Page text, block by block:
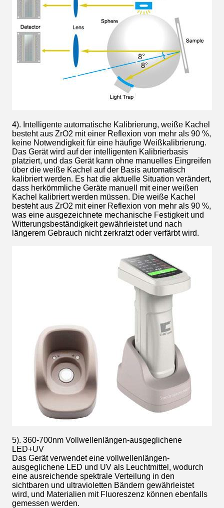
4). Intelligente automatische Kalibrierung, weiße Kachel
besteht aus ZrO2 mit einer Reflexion von mehr als 90 %,
keine Notwendigkeit für eine häufige Weißkalibrierung.
Das Gerät wird auf der intelligenten Kalibrierbasis
platziert, und das Gerät kann ohne manuelles Eingreifen
über die weiße Kachel auf der Basis automatisch
kalibriert werden. Es hat die aktuelle Situation verändert,
dass herkömmliche Geräte manuell mit einer weißen
Kachel kalibriert werden müssen. Die weiße Kachel
besteht aus ZrO2 mit einer Reflexion von mehr als 90 %,
was eine ausgezeichnete mechanische Festigkeit und
Witterungsbeständigkeit gewährleistet und nach
längerem Gebrauch nicht zerkratzt oder verfärbt wird.
5). 360-700nm Vollwellenlängen-ausgeglichene
LED+UV
Das Gerät verwendet eine vollwellenlängen-
ausgeglichene LED und UV als Leuchtmittel, wodurch
eine ausreichende spektrale Verteilung in den
sichtbaren und ultravioletten Bändern gewährleistet
wird, und Materialien mit Fluoreszenz können ebenfalls
gemessen werden.